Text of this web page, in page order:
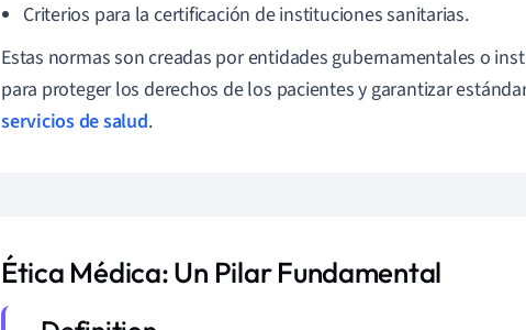
Criterios para la certificación de instituciones sanitarias.
Estas normas son creadas por entidades gubernamentales o
para proteger los derechos de los pacientes y garantizar
servicios de salud.
Ética Médica: Un Pilar Fundamental